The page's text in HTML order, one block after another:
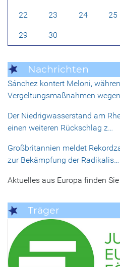
22 23 24 25
29 30
Nachrichten
Sánchez kontert Meloni,
Vergeltungsmaßnahmen
Der Niedrigwasserstand am
einen weiteren Rückschlag z…
Großbritannien meldet
zur Bekämpfung der Radikalis…
Aktuelles aus Europa finden
Träger